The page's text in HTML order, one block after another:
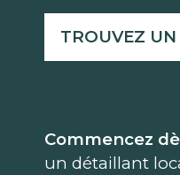
TROUVEZ
Commencez
un détaillant